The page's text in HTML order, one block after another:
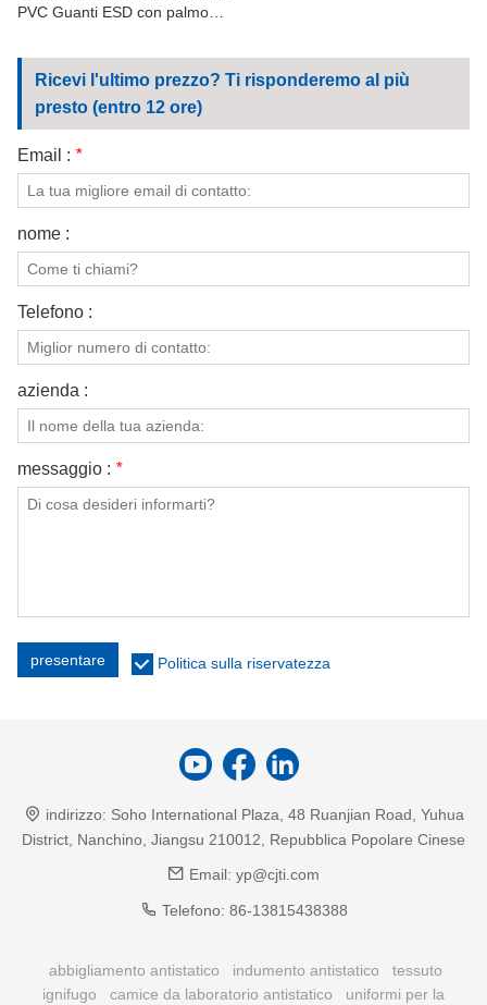
PVC Guanti ESD con palmo
Ricevi l'ultimo prezzo? Ti risponderemo al più
presto (entro 12 ore)
Email : *
nome :
Telefono :
azienda :
messaggio : *
presentare Politica sulla riservatezza
indirizzo: Soho International Plaza, 48 Ruanjian Road, Yuhua
District, Nanchino, Jiangsu 210012, Repubblica Popolare Cinese
Email: yp@cjti.com
Telefono: 86-13815438388
abbigliamento antistatico indumento antistatico
tessuto
ignifugo
camice da laboratorio antistatico uniformi per la